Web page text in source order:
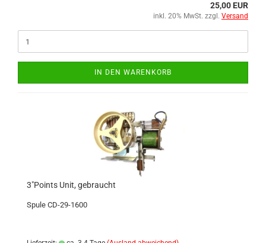
25,00 EUR
inkl. 20% MwSt. zzgl. Versand
IN DEN WARENKORB
3"Points Unit, gebraucht
Spule CD-29-1600